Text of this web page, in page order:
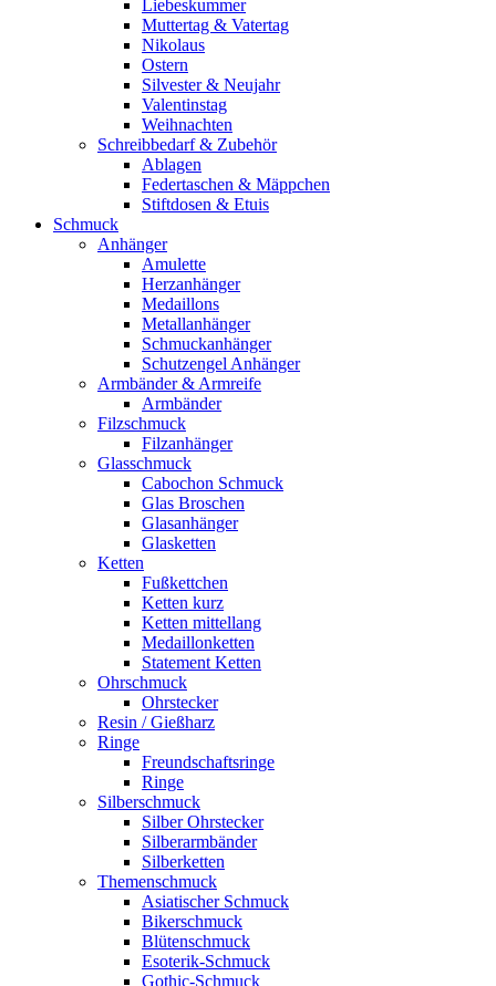
Liebeskummer
Muttertag & Vatertag
Nikolaus
Ostern
Silvester & Neujahr
Valentinstag
Weihnachten
Schreibbedarf & Zubehör
Ablagen
Federtaschen & Mäppchen
Stiftdosen & Etuis
Schmuck
Anhänger
Amulette
Herzanhänger
Medaillons
Metallanhänger
Schmuckanhänger
Schutzengel Anhänger
Armbänder & Armreife
Armbänder
Filzschmuck
Filzanhänger
Glasschmuck
Cabochon Schmuck
Glas Broschen
Glasanhänger
Glasketten
Ketten
Fußkettchen
Ketten kurz
Ketten mittellang
Medaillonketten
Statement Ketten
Ohrschmuck
Ohrstecker
Resin / Gießharz
Ringe
Freundschaftsringe
Ringe
Silberschmuck
Silber Ohrstecker
Silberarmbänder
Silberketten
Themenschmuck
Asiatischer Schmuck
Bikerschmuck
Blütenschmuck
Esoterik-Schmuck
Gothic-Schmuck